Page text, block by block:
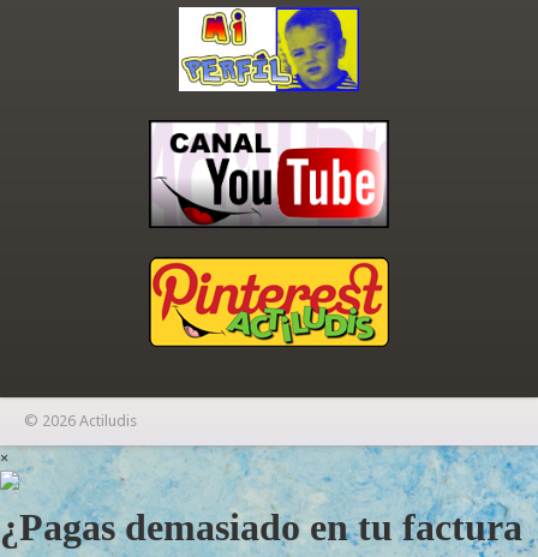
© 2026 Actiludis
×
¿Pagas demasiado en tu factura